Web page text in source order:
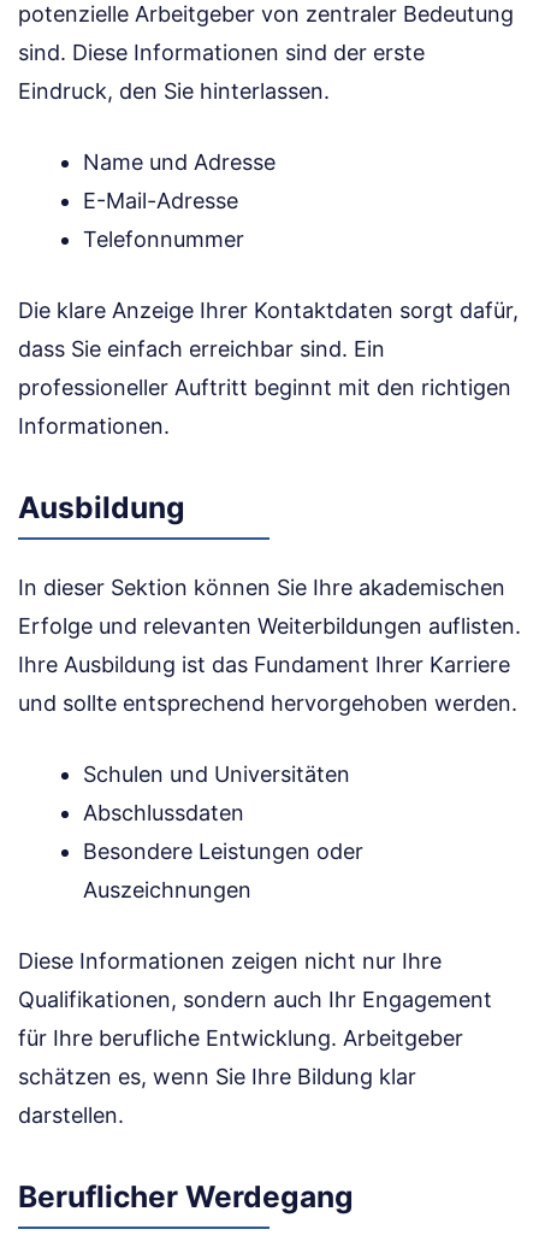
potenzielle Arbeitgeber von zentraler Bedeutung
sind. Diese Informationen sind der erste
Eindruck, den Sie hinterlassen.
Name und Adresse
E-Mail-Adresse
Telefonnummer
Die klare Anzeige Ihrer Kontaktdaten sorgt dafür,
dass Sie einfach erreichbar sind. Ein
professioneller Auftritt beginnt mit den richtigen
Informationen.
Ausbildung
In dieser Sektion können Sie Ihre akademischen
Erfolge und relevanten Weiterbildungen auflisten.
Ihre Ausbildung ist das Fundament Ihrer Karriere
und sollte entsprechend hervorgehoben werden.
Schulen und Universitäten
Abschlussdaten
Besondere Leistungen oder
Auszeichnungen
Diese Informationen zeigen nicht nur Ihre
Qualifikationen, sondern auch Ihr Engagement
für Ihre berufliche Entwicklung. Arbeitgeber
schätzen es, wenn Sie Ihre Bildung klar
darstellen.
Beruflicher Werdegang